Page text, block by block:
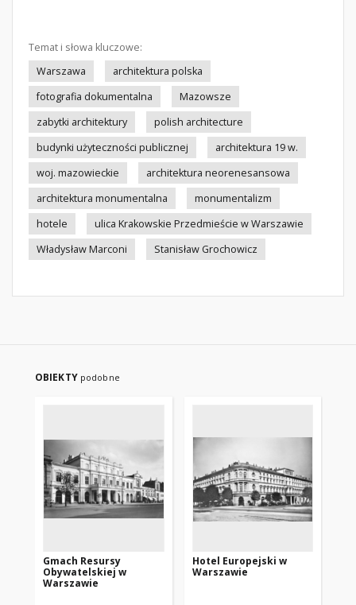
Temat i słowa kluczowe:
Warszawa
architektura polska
fotografia dokumentalna
Mazowsze
zabytki architektury
polish architecture
budynki użyteczności publicznej
architektura 19 w.
woj. mazowieckie
architektura neorenesansowa
architektura monumentalna
monumentalizm
hotele
ulica Krakowskie Przedmieście w Warszawie
Władysław Marconi
Stanisław Grochowicz
OBIEKTY podobne
Gmach Resursy
Obywatelskiej w
Warszawie
Hotel Europejski w
Warszawie